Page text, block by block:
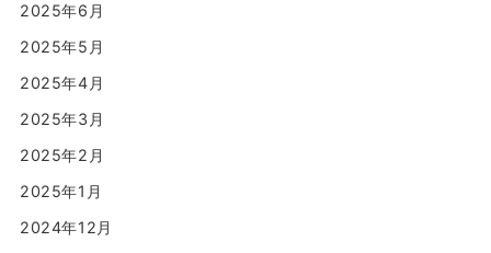
2025年6月
2025年5月
2025年4月
2025年3月
2025年2月
2025年1月
2024年12月